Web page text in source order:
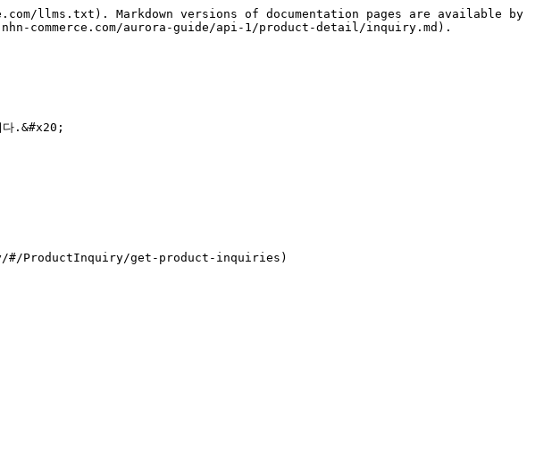
llms.txt). Markdown versions of documentation pages are available by
commerce.com/aurora-guide/api-1/product-detail/inquiry.md).
다.&#x20;
#/ProductInquiry/get-product-inquiries)